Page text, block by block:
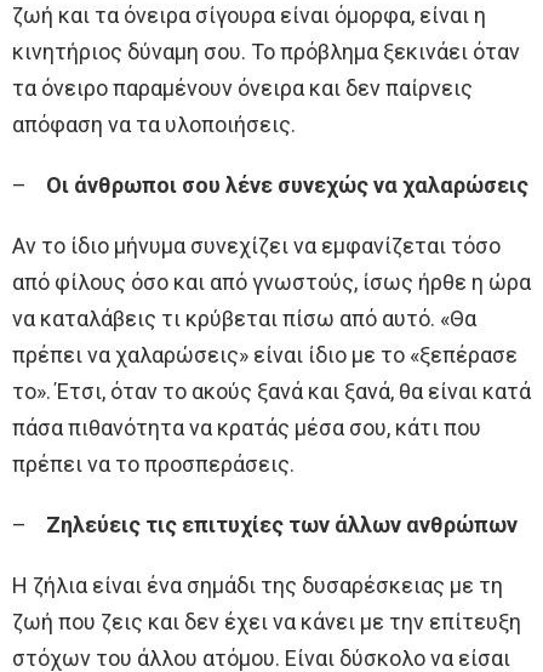
ζωή και τα όνειρα σίγουρα είναι όμορφα, είναι η
κινητήριος δύναμη σου. Το πρόβλημα ξεκινάει όταν
τα όνειρο παραμένουν όνειρα και δεν παίρνεις
απόφαση να τα υλοποιήσεις.
– Οι άνθρωποι σου λένε συνεχώς να χαλαρώσεις
Αν το ίδιο μήνυμα συνεχίζει να εμφανίζεται τόσο
από φίλους όσο και από γνωστούς, ίσως ήρθε η ώρα
να καταλάβεις τι κρύβεται πίσω από αυτό. «Θα
πρέπει να χαλαρώσεις» είναι ίδιο με το «ξεπέρασε
το». Έτσι, όταν το ακούς ξανά και ξανά, θα είναι κατά
πάσα πιθανότητα να κρατάς μέσα σου, κάτι που
πρέπει να το προσπεράσεις.
– Ζηλεύεις τις επιτυχίες των άλλων ανθρώπων
Η ζήλια είναι ένα σημάδι της δυσαρέσκειας με τη
ζωή που ζεις και δεν έχει να κάνει με την επίτευξη
στόχων του άλλου ατόμου. Είναι δύσκολο να είσαι